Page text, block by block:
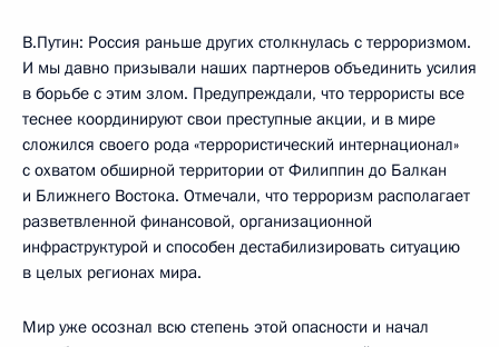
В.Путин: Россия раньше других столкнулась с терроризмом.
И мы давно призывали наших партнеров объединить усилия
в борьбе с этим злом. Предупреждали, что террористы все
теснее координируют свои преступные акции, и в мире
сложился своего рода «террористический интернационал»
с охватом обширной территории от Филиппин до Балкан
и Ближнего Востока. Отмечали, что терроризм располагает
разветвленной финансовой, организационной
инфраструктурой и способен дестабилизировать ситуацию
в целых регионах мира.
Мир уже осознал всю степень этой опасности и начал